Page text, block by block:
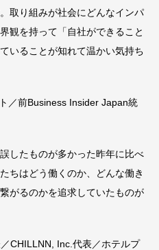
取り組みが社会にどんなインパ
観を持って「自社ができること
いることが知れて温かい気持ち
／前Business Insider Japan統
したものが多かった昨年に比べ
ちはどう働くのか、どんな働き
がるのかを追求していたものが
CHILLNN, Inc.代表／ホテルプ